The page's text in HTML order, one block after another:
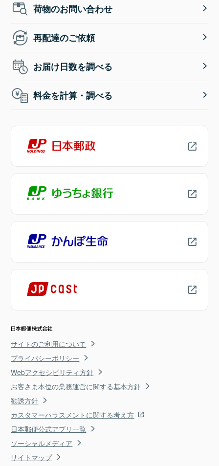
荷物のお問い合わせ
再配達のご依頼
お届け日数を調べる
料金を計算・調べる
サイトのご利用について
プライバシーポリシー
Webアクセシビリティ方針
お客さま本位の業務運営に関する基本方針
勧誘方針
カスタマーハラスメントに関する考え方
日本郵便公式アプリ一覧
ソーシャルメディア
サイトマップ